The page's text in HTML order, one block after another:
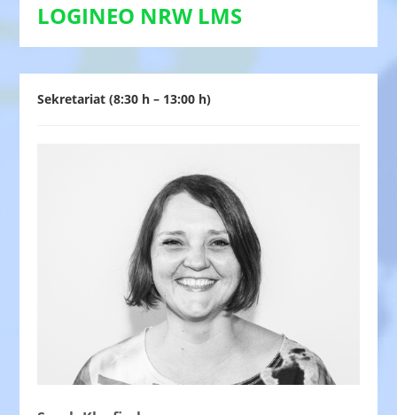
LOGINEO NRW LMS
Sekretariat (8:30 h – 13:00 h)